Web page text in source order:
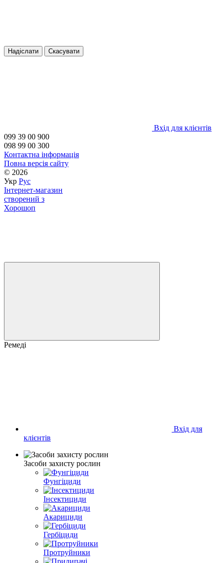
Надіслати Скасувати
Вхід для клієнтів
099 39 00 900
098 99 00 300
Контактна інформація
Повна версія сайту
© 2026
Укр Рус
Інтернет-магазин
створений з
Хорошоп
Ремеді
Вхід для
клієнтів
Засоби захисту рослин
Фунгіциди
Інсектициди
Акарициди
Гербіциди
Протруйники